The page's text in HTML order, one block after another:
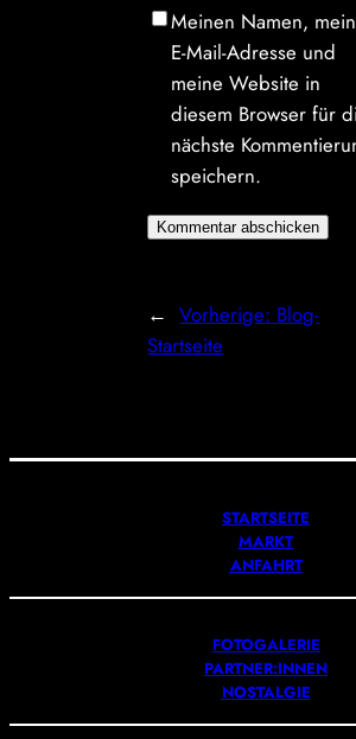
Meinen Namen,
E-Mail-Adresse und
meine Website in
diesem Browser für
nächste
speichern.
← Vorherige: Blog-
Startseite
STARTSEITE
MARKT
ANFAHRT
FOTOGALERIE
PARTNER:INNEN
NOSTALGIE